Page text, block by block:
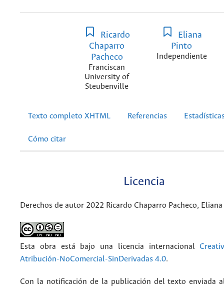
Ricardo
Chaparro
Pacheco
Franciscan
University of
Steubenville
Eliana
Pinto
Independiente
Texto completo XHTML Referencias
Cómo citar
Licencia
Derechos de autor 2022 Ricardo Chaparro Pacheco,
Esta obra está bajo una licencia internacional
Atribución-NoComercial-SinDerivadas 4.0.
Con la notificación de la publicación del texto enviada